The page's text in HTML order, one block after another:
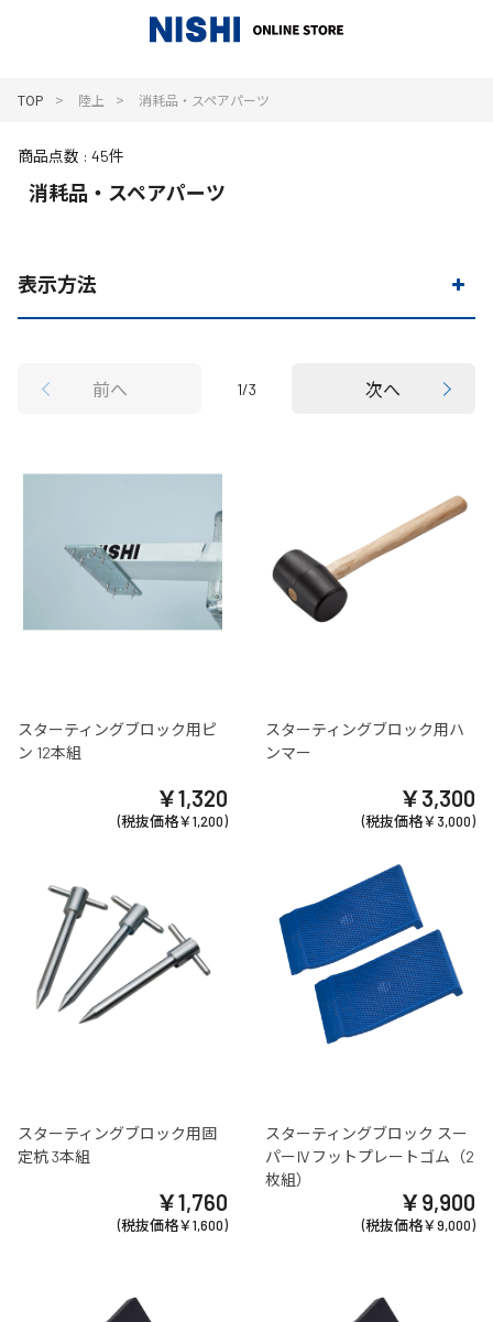
TOP 陸上 消耗品・スペアパーツ
商品点数 45件
消耗品・スペアパーツ
表示方法
前へ 1/3 次へ
スターティングブロック用ピ
ン 12本組
￥1,320
(税抜価格￥1,200)
スターティングブロック用ハ
ンマー
￥3,300
(税抜価格￥3,000)
スターティングブロック用固
定杭 3本組
￥1,760
(税抜価格￥1,600)
スターティングブロック スー
パーⅣフットプレートゴム（2
枚組）
￥9,900
(税抜価格￥9,000)